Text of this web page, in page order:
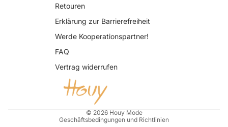
Retouren
Erklärung zur Barrierefreiheit
Werde Kooperationspartner!
FAQ
Vertrag widerrufen
© 2026 Houy Mode
Geschäftsbedingungen und Richtlinien
Kontaktinformationen